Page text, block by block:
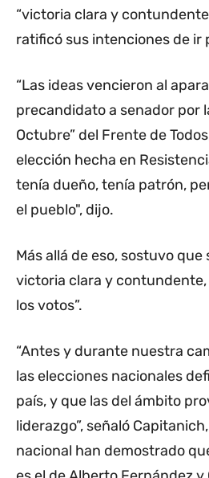
“victoria clara y
ratificó sus intenciones de ir
“Las ideas vencieron al
precandidato a senador por
Octubre” del Frente de
elección hecha en
tenía dueño, tenía patrón,
el pueblo", dijo.
Más allá de eso, sostuvo
victoria clara y contundente,
los votos”.
“Antes y durante nuestra
las elecciones nacionales
país, y que las del ámbito
liderazgo”, señaló
nacional han demostrado